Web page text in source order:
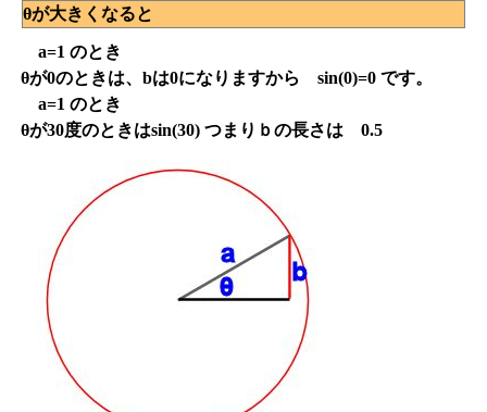
θが大きくなると
a=1 のとき
θが0のときは、bは0になりますから sin(0)=0 です。
a=1 のとき
θが30度のときはsin(30) つまりｂの長さは 0.5